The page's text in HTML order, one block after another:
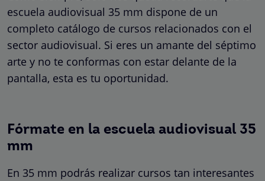
escuela audiovisual 35 mm dispone de un
completo catálogo de cursos relacionados con el
sector audiovisual. Si eres un amante del séptimo
arte y no te conformas con estar delante de la
pantalla, esta es tu oportunidad.
Fórmate en la escuela audiovisual 35
mm
En 35 mm podrás realizar cursos tan interesantes